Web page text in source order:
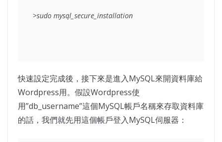
>sudo mysql_secure_installation
快速設定完成後，接下來是進入MySQL來開資料庫給
Wordpress用。假設Wordpress使
用”db_username”這個MySQL帳戶名稱來存取資料庫
的話，我們就先用這個帳戶登入MySQL伺服器：